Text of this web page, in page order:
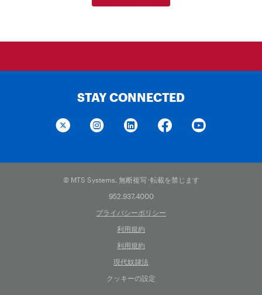
STAY CONNECTED
© MTS Systems. 無断複写･転載を禁じます
952.937.4000
プライバシーポリシー
利用規約
利用規約
現代奴隷法
クッキーの設定